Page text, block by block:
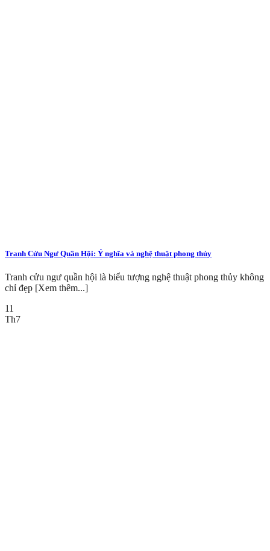
Tranh Cửu Ngư Quần Hội: Ý nghĩa và nghệ thuật phong thủy
Tranh cửu ngư quần hội là biểu tượng nghệ thuật phong thủy không
chỉ đẹp [Xem thêm...]
11
Th7